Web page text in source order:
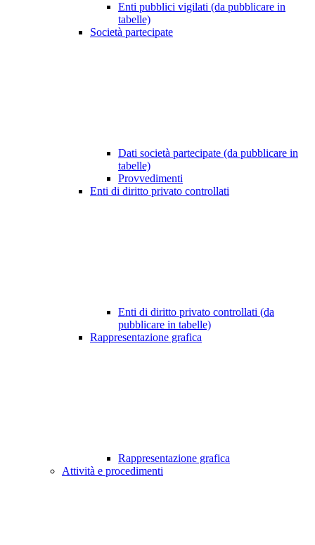
Enti pubblici vigilati (da pubblicare in
tabelle)
Società partecipate
Dati società partecipate (da pubblicare in
tabelle)
Provvedimenti
Enti di diritto privato controllati
Enti di diritto privato controllati (da
pubblicare in tabelle)
Rappresentazione grafica
Rappresentazione grafica
Attività e procedimenti